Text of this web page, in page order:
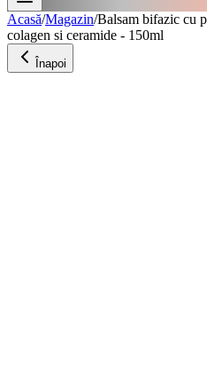
Acasă/Magazin/Balsam bifazic cu
colagen si ceramide - 150ml
Înapoi